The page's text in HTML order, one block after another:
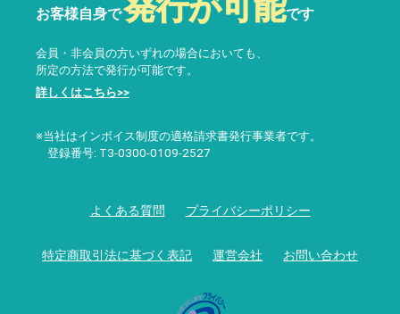
お客様自身で発行が可能です
会員・非会員の方いずれの場合においても、
所定の方法で発行が可能です。
詳しくはこちら>>
※当社はインボイス制度の適格請求書発行事業者です。
登録番号: T3-0300-0109-2527
よくある質問 プライバシーポリシー
特定商取引法に基づく表記 運営会社 お問い合わせ